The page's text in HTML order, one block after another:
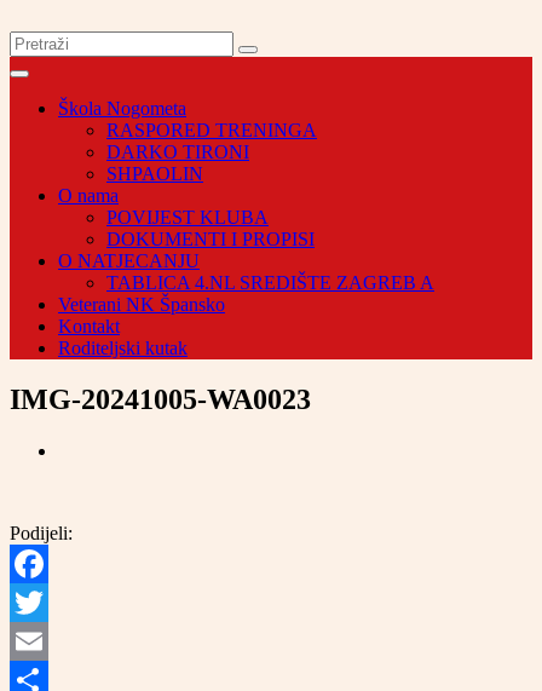
Škola Nogometa
RASPORED TRENINGA
DARKO TIRONI
SHPAOLIN
O nama
POVIJEST KLUBA
DOKUMENTI I PROPISI
O NATJECANJU
TABLICA 4.NL SREDIŠTE ZAGREB A
Veterani NK Špansko
Kontakt
Roditeljski kutak
IMG-20241005-WA0023
Podijeli:
Facebook
Twitter
Email